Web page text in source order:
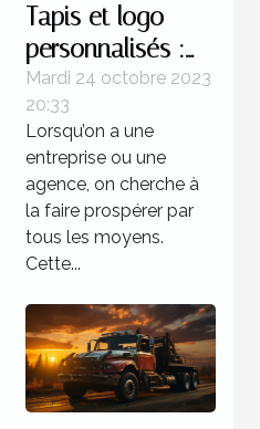
Tapis et logo
personnalisés :
parlons-en !
Mardi 24 octobre 2023
20:33
Lorsqu’on a une
entreprise ou une
agence, on cherche à
la faire prospérer par
tous les moyens.
Cette...